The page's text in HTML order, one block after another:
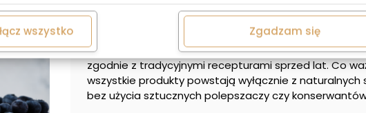
wszystko Zgadzam się
Oferujemy szeroki wybór pysznych wypieków – od
ciast i ciastek po wykwintne torty i niezrównane lody,
zgodnie z tradycyjnymi recepturami sprzed lat. Co
wszystkie produkty powstają wyłącznie z naturalnych
bez użycia sztucznych polepszaczy czy